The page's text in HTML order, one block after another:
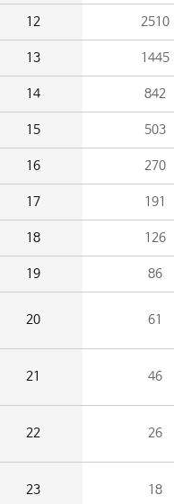
12 2510
13 1445
14 842
15 503
16 270
17 191
18 126
19 86
20 61
21 46
22 26
23 18